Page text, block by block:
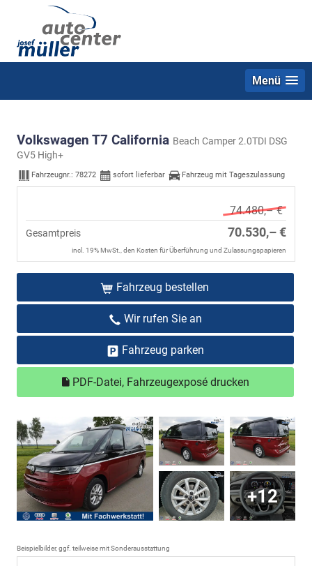
Menü
Volkswagen T7 California Beach Camper 2.0TDI DSG
GV5 High+
Fahrzeugnr.: 78272 sofort lieferbar Fahrzeug mit Tageszulassung
74.480,– €
Gesamtpreis 70.530,– €
incl. 19% MwSt., den Kosten für Überführung und Zulassungspapieren
Fahrzeug bestellen
Wir rufen Sie an
Fahrzeug parken
PDF-Datei, Fahrzeugexposé drucken
+12
Beispielbilder, ggf. teilweise mit Sonderausstattung